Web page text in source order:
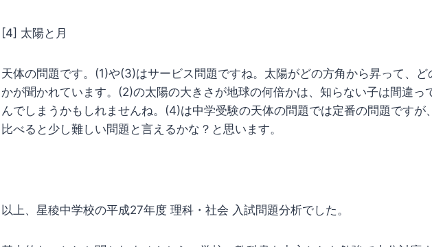
[4] 太陽と月
天体の問題です。(1)や(3)はサービス問題ですね。太陽がどの方角から昇って、ど
かが聞かれています。(2)の太陽の大きさが地球の何倍かは、知らない子は間違っ
んでしまうかもしれませんね。(4)は中学受験の天体の問題では定番の問題ですが
比べると少し難しい問題と言えるかな？と思います。
以上、星稜中学校の平成27年度 理科・社会 入試問題分析でした。